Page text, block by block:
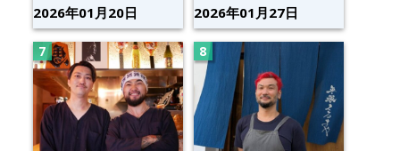
2026年01月20日 2026年01月27日